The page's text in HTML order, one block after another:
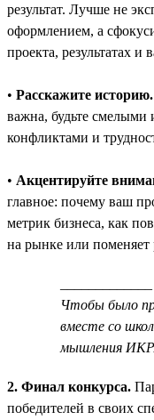
результат. Лучше не
оформлением, а
проекта, результатах и
• Расскажите историю.
важна, будьте смелыми
конфликтами и
• Акцентируйте
главное: почему ваш
метрик бизнеса, как
на рынке или
Чтобы было
вместе со
мышления
2. Финал конкурса.
победителей в своих